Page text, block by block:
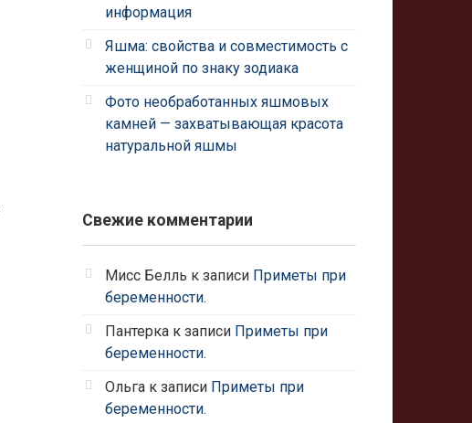
информация
Яшма: свойства и совместимость с
женщиной по знаку зодиака
Фото необработанных яшмовых
камней — захватывающая красота
натуральной яшмы
Свежие комментарии
Мисс Белль к записи Приметы при
беременности.
Пантерка к записи Приметы при
беременности.
Ольга к записи Приметы при
беременности.